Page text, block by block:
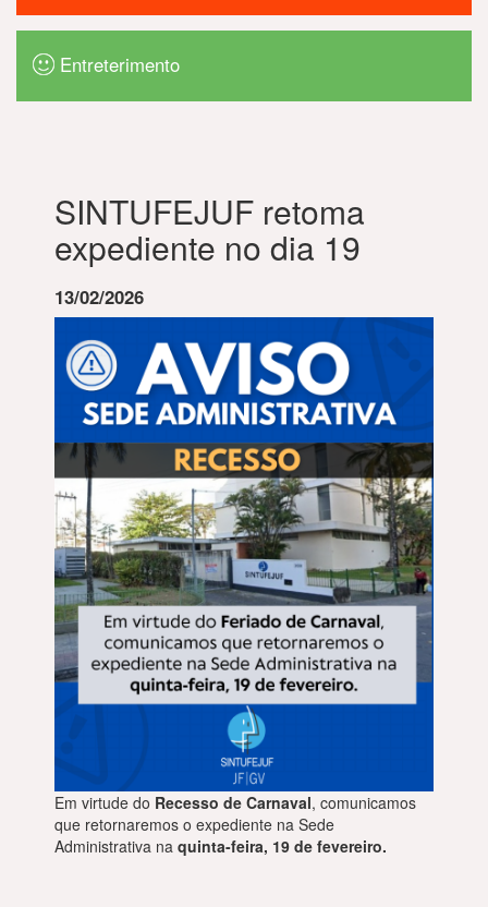
Entreterimento
SINTUFEJUF retoma
expediente no dia 19
13/02/2026
Em virtude do Recesso de Carnaval, comunicamos
que retornaremos o expediente na Sede
Administrativa na quinta-feira, 19 de fevereiro.